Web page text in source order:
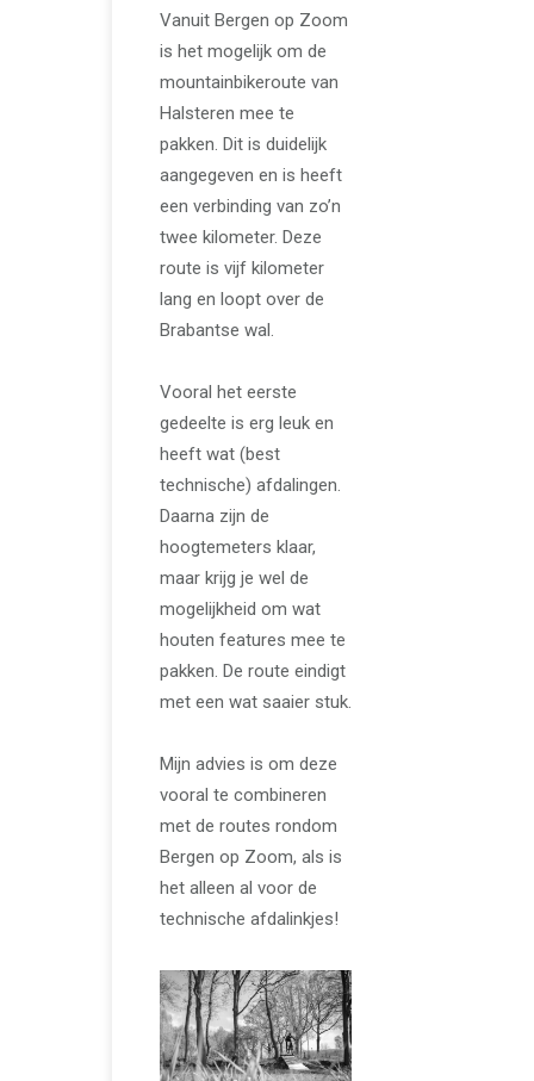
Vanuit Bergen op Zoom
is het mogelijk om de
mountainbikeroute van
Halsteren mee te
pakken. Dit is duidelijk
aangegeven en is heeft
een verbinding van zo’n
twee kilometer. Deze
route is vijf kilometer
lang en loopt over de
Brabantse wal.
Vooral het eerste
gedeelte is erg leuk en
heeft wat (best
technische) afdalingen.
Daarna zijn de
hoogtemeters klaar,
maar krijg je wel de
mogelijkheid om wat
houten features mee te
pakken. De route eindigt
met een wat saaier stuk.
Mijn advies is om deze
vooral te combineren
met de routes rondom
Bergen op Zoom, als is
het alleen al voor de
technische afdalinkjes!